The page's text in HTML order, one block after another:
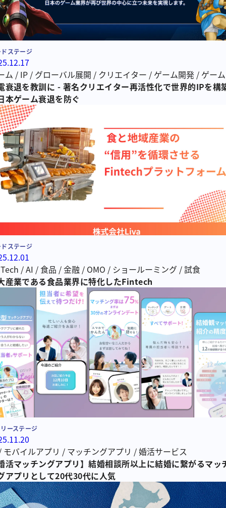
ステージ
ム / IP/ グローバル展開 / クリエイター / ゲーム開発/ ゲー
イター
衰退を教訓に - 著名クリエイター再活性化で世界的IPを構
本ゲーム衰退を防ぐ
ステージ
/AI /食品 / 金融 / OMO / ショールーミング/試食
産業である食品業界に特化したFintech
ーステージ
モバイルアプリ / マッチングアプリ /婚活サービス
活マッチングアプリ】結婚相談所以上に結婚に繋がるマッ
アプリとして20代30代に人気